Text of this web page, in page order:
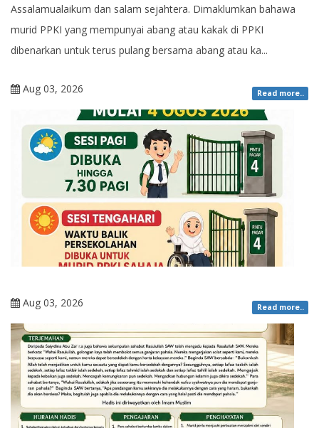
Assalamualaikum dan salam sejahtera. Dimaklumkan bahawa
murid PPKI yang mempunyai abang atau kakak di PPKI
dibenarkan untuk terus pulang bersama abang atau ka...
Read more..
Aug 03, 2026
Read more..
Aug 03, 2026